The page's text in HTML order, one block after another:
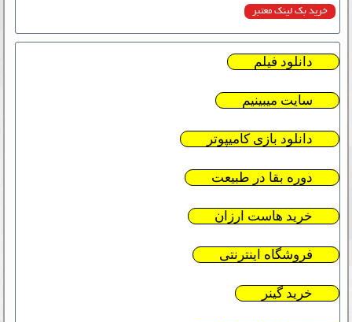
خرید بک لینک معتبر
دانلود فیلم
سایت میبینیم
دانلود بازی کامیپوتر
دوره بقا در طبیعت
خرید هاست ارزان
فروشگاه اینترنتی
خرید گینر